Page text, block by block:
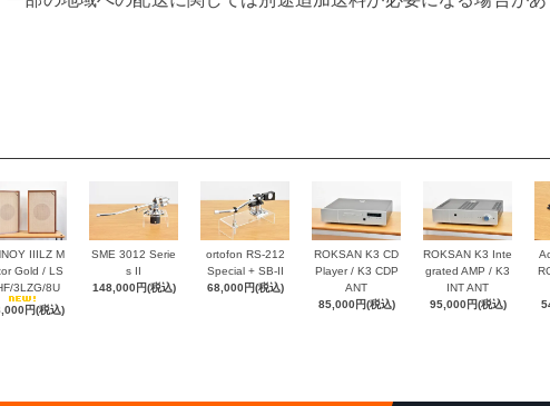
IIILZ M
Gold / LS
3LZG/8U
円(税込)
SME 3012 Serie
s II
148,000円(税込)
ortofon RS-212
Special + SB-II
68,000円(税込)
ROKSAN K3 CD
Player / K3 CDP
ANT
85,000円(税込)
ROKSAN K3 Inte
grated AMP / K3
INT ANT
95,000円(税込)